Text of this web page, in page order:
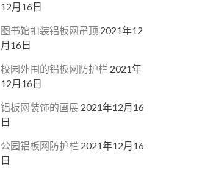
12月16日
图书馆扣装铝板网吊顶 2021年12
月16日
校园外围的铝板网防护栏 2021年
12月16日
铝板网装饰的画展 2021年12月16
日
公园铝板网防护栏 2021年12月16
日